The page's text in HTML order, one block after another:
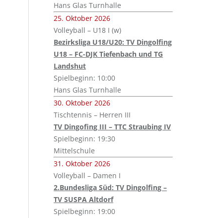
Hans Glas Turnhalle
25. Oktober 2026
Volleyball – U18 I (w)
Bezirksliga U18/U20: TV Dingolfing
U18 – FC-DJK Tiefenbach und TG
Landshut
Spielbeginn: 10:00
Hans Glas Turnhalle
30. Oktober 2026
Tischtennis – Herren III
TV Dingofing III – TTC Straubing IV
Spielbeginn: 19:30
Mittelschule
31. Oktober 2026
Volleyball – Damen I
2.Bundesliga Süd: TV Dingolfing –
TV SUSPA Altdorf
Spielbeginn: 19:00